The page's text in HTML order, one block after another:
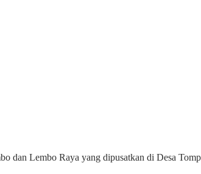
dan Lembo Raya yang dipusatkan di Desa